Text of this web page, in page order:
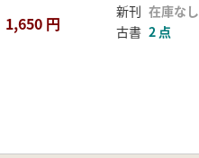
1,650 円
新刊 在庫なし
古書 2 点